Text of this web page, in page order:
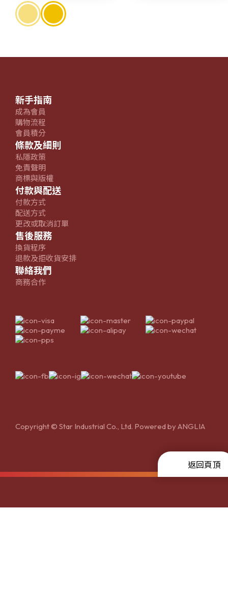
新手指南
成為會員
購物流程
會員積分
條款及細則
私隱政策
免責聲明
商標與版權
付款與配送
付款方式
配送方式
更改或取消訂單
售後服務
換貨程序
退款及拒收貨安排
聯絡我們
商務合作
Copyright © Star Industrial Co., Ltd. Powered byANGLIA
返回頁頂